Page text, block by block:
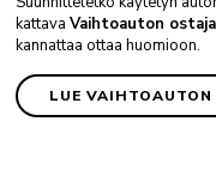
kattava Vaihtoauton
kannattaa ottaa huomioon.
LUE